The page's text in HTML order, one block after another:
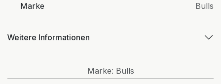
Marke Bulls
Weitere Informationen
Marke: Bulls